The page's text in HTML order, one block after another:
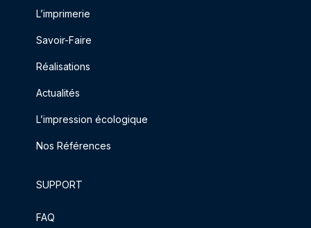
L’imprimerie
Savoir-Faire
Réalisations
Actualités
L’impression écologique
Nos Références
SUPPORT
FAQ